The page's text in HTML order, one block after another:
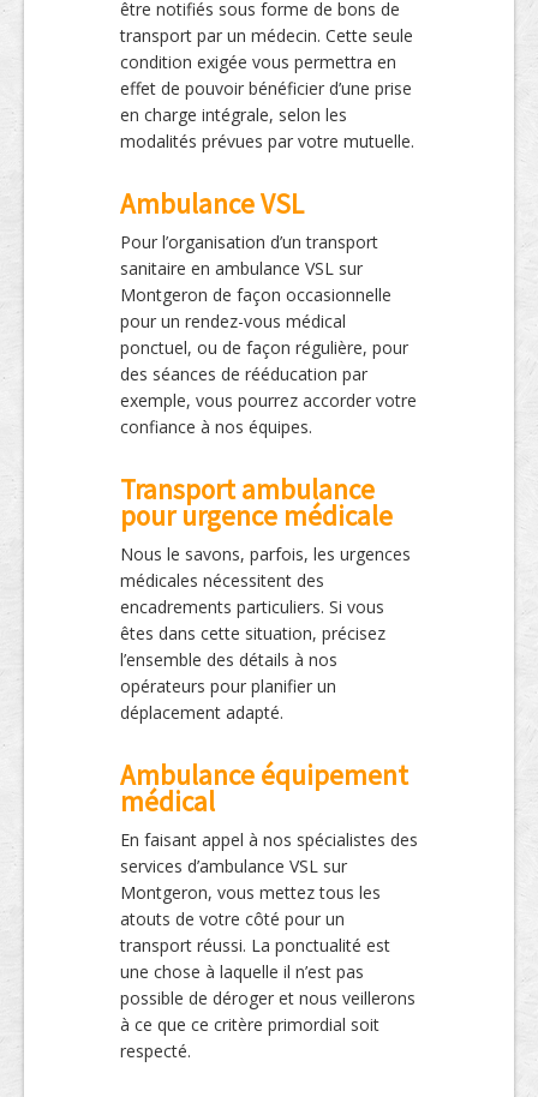
être notifiés sous forme de bons de
transport par un médecin. Cette seule
condition exigée vous permettra en
effet de pouvoir bénéficier d’une prise
en charge intégrale, selon les
modalités prévues par votre mutuelle.
Ambulance VSL
Pour l’organisation d’un transport
sanitaire en ambulance VSL sur
Montgeron de façon occasionnelle
pour un rendez-vous médical
ponctuel, ou de façon régulière, pour
des séances de rééducation par
exemple, vous pourrez accorder votre
confiance à nos équipes.
Transport ambulance
pour urgence médicale
Nous le savons, parfois, les urgences
médicales nécessitent des
encadrements particuliers. Si vous
êtes dans cette situation, précisez
l’ensemble des détails à nos
opérateurs pour planifier un
déplacement adapté.
Ambulance équipement
médical
En faisant appel à nos spécialistes des
services d’ambulance VSL sur
Montgeron, vous mettez tous les
atouts de votre côté pour un
transport réussi. La ponctualité est
une chose à laquelle il n’est pas
possible de déroger et nous veillerons
à ce que ce critère primordial soit
respecté.